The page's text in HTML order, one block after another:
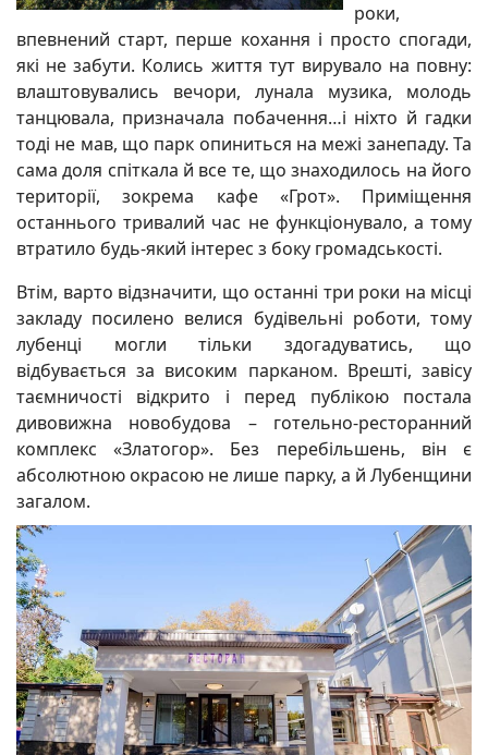
роки,
впевнений старт, перше кохання і просто спогади,
які не забути. Колись життя тут вирувало на повну:
влаштовувались вечори, лунала музика, молодь
танцювала, призначала побачення…і ніхто й гадки
тоді не мав, що парк опиниться на межі занепаду. Та
сама доля спіткала й все те, що знаходилось на його
території, зокрема кафе «Грот». Приміщення
останнього тривалий час не функціонувало, а тому
втратило будь-який інтерес з боку громадськості.
Втім, варто відзначити, що останні три роки на місці
закладу посилено велися будівельні роботи, тому
лубенці могли тільки здогадуватись, що
відбувається за високим парканом. Врешті, завісу
таємничості відкрито і перед публікою постала
дивовижна новобудова – готельно-ресторанний
комплекс «Златогор». Без перебільшень, він є
абсолютною окрасою не лише парку, а й Лубенщини
загалом.